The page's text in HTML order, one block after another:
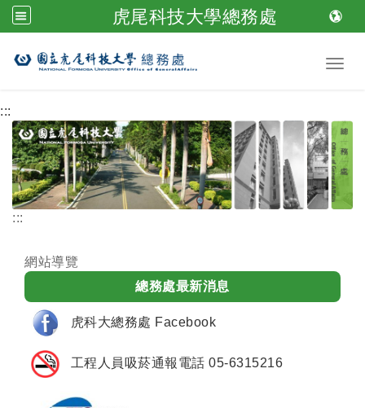
虎尾科技大學總務處
跳到主要內容
:::
:::
網站導覽
總務處最新消息
虎科大總務處 Facebook
工程人員吸菸通報電話 05-6315216